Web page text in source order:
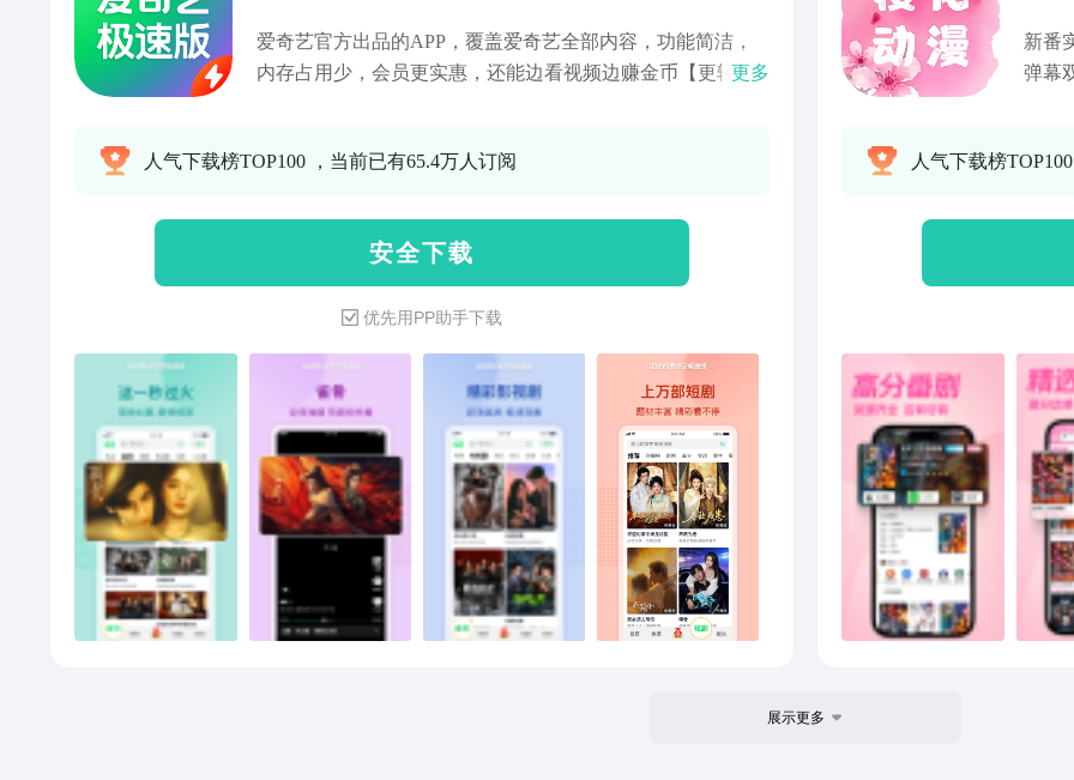
录片推荐”获取100部小学生必看片单～《闪闪的儿科医生4》
全网独播，山城英豪守护童年！《地球·劫后重生》聚焦多次
件侦破过程！《荒野独居》系列全网独播！单挑荒野赢大
编，唱将集结，共赴国乐佳约！《天赐的声音 第七季》震撼
开播！每周五20：30 B站同步播出，实力歌手组队竞演！
《探宝说创团》全国首档文博合创竞演，看文物代言人如何
用说唱歌舞让国宝活起来！
穹、
六看
ACG
画】
爱奇艺官方出品的APP，覆盖爱奇艺全部内容，功能简洁，
内存占用少，会员更实惠，还能边看视频边赚金币【更轻】
多部热门影视和综艺，还有上万部短剧免费看【更实惠】高
看视频边赚金币，现金提现秒到账，还能免费兑会员【热播
剧集】《这一秒过火》宿命纠葛 爱恨相逐《雀骨》纯爱夫妻
破乱世之局《兵自风中来》薪火相传 百炼成钢《灿如繁星》
高能领队邂逅金牌教练【超燃电影】《寒战1994》吴彦祖警
界权力较量《10间敢死队》蒋龙齐溪笑愈生命《致命潮汐》
潮汐归来 杀局重启《角头：大桥头》江湖混战 狠者为王【新
鲜综艺】《姐姐当家第2季》熟龄绽放 温柔铿锵《喜剧之王单
口季第3季》郭麒麟黄渤大笑集结《说唱巅峰对决2026》严浩
翔谢帝全员cypher《奔跑吧第10季》跑男团开启整活之旅【热
门短剧】《权臣的掌中娇是法医》法医探案，权臣宠爱《养
敌为患》穿越后她被迫培养皇帝《我必须占有你》宿敌之子
上演强制爱《嗅骨》调香师复仇车神舍命随《三尺春》伪兄
妹之间暧昧成瘾《唐诡奇谭之九重楼》苏无名孤身被囚遇死
局《难缠》步步为营入侵她的生活【温馨提示】如遇到问
更多
人气下载榜TOP100 ，当前已有65.4万人订阅
安 全 下 载
优先用PP助手下载
新番
弹幕
规看
存占
器确
入本
clicli
免费
调节
大全
喵
领
人气下载榜
展示更多